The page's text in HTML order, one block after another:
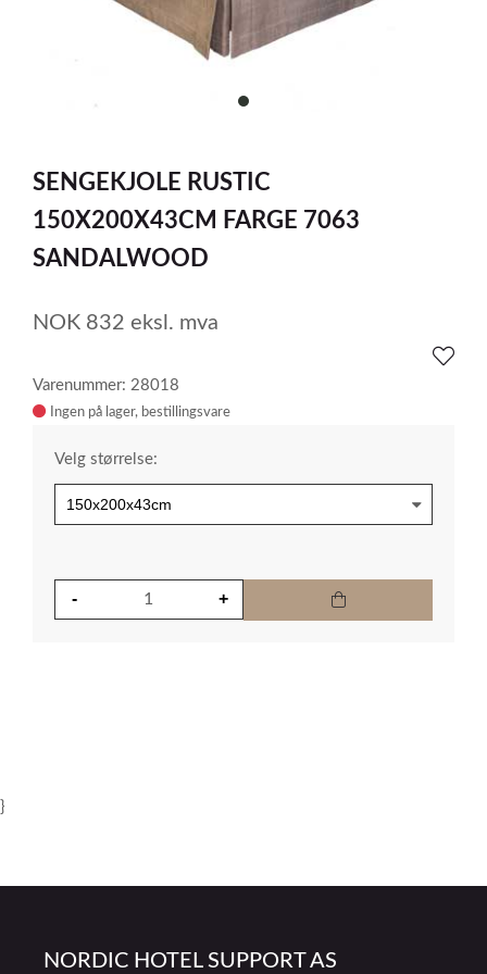
item
of
1
SENGEKJOLE RUSTIC
150X200X43CM FARGE 7063
SANDALWOOD
NOK 832 eksl. mva
Varenummer: 28018
Ingen på lager
Velg størrelse:
}
NORDIC HOTEL SUPPORT AS